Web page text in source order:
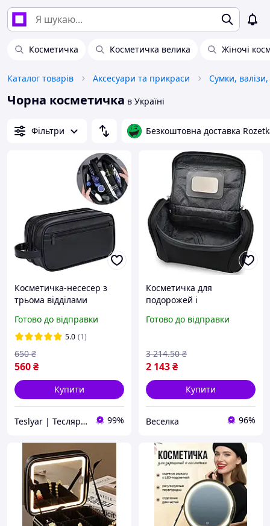
Косметичка Косметичка велика Жіночі
Каталог товарів Аксесуари та прикраси Сумки,
Чорна косметичка в Україні
Фільтри Безкоштовна доставка
Косметичка-несесер з
трьома відділами
27х14х10 см Чорна
Готово до відправки
5.0 (1)
560₴
650 ₴
Купити
Teslyar | Тесляр | Все для дому | Подарунки | Гурт 99%
Косметичка для
подорожей і
використання чорна з
косметики та гігієнічних
засобів FLAME
Готово до відправки
2 143₴
3 214.50 ₴
Купити
Веселка 96%